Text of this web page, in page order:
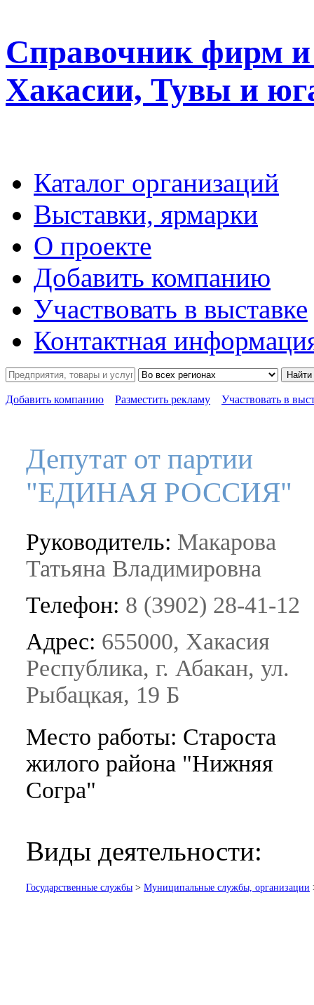
Справочник фирм и
Хакасии, Тувы и
Каталог организаций
Выставки, ярмарки
О проекте
Добавить компанию
Участвовать в выставке
Контактная
Найти
Добавить компанию Разместить рекламу Участвовать в
Депутат от партии
"ЕДИНАЯ РОССИЯ"
Руководитель: Макарова
Татьяна Владимировна
Телефон: 8 (3902) 28-41-12
Адрес: 655000, Хакасия
Республика, г. Абакан, ул.
Рыбацкая, 19 Б
Место работы: Староста
жилого района "Нижняя
Согра"
Виды деятельности:
Государственные службы > Муниципальные службы, организации